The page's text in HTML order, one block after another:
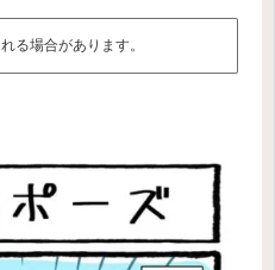
る場合があります。